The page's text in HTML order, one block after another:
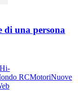
di una persona
Hi-
RCMotoriNuove